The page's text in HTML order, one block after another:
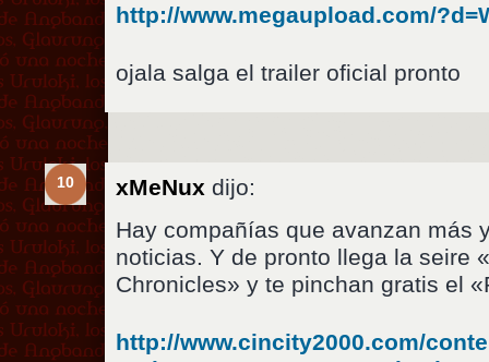
http://www.megaupload.com/
ojala salga el trailer oficial pronto
10 xMeNux dijo:
Hay compañías que avanzan más
noticias. Y de pronto llega la seire
Chronicles» y te pinchan gratis el
http://www.cincity2000.com/